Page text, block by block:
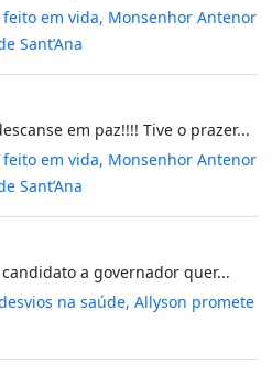
em vida, Monsenhor Antenor
Sant’Ana
em paz!!!! Tive o prazer...
em vida, Monsenhor Antenor
Sant’Ana
a governador quer...
na saúde, Allyson promete